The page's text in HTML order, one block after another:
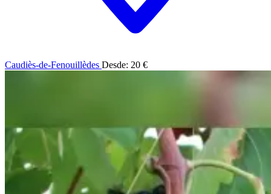
Caudiès-de-Fenouillèdes Desde: 20 €